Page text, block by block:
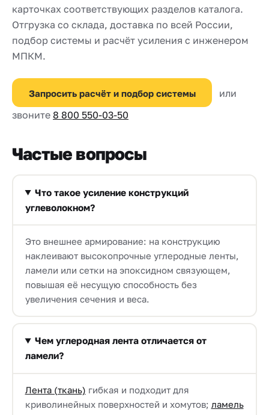
карточках соответствующих разделов каталога.
Отгрузка со склада, доставка по всей России,
подбор системы и расчёт усиления с инженером
МПКМ.
Запросить расчёт и подбор системы
или
звоните 8 800 550-03-50
Частые вопросы
Что такое усиление конструкций
углеволокном?
Это внешнее армирование: на конструкцию
наклеивают высокопрочные углеродные ленты,
ламели или сетки на эпоксидном связующем,
повышая её несущую способность без
увеличения сечения и веса.
Чем углеродная лента отличается от
ламели?
Лента (ткань) гибкая и подходит для
криволинейных поверхностей и хомутов; ламель